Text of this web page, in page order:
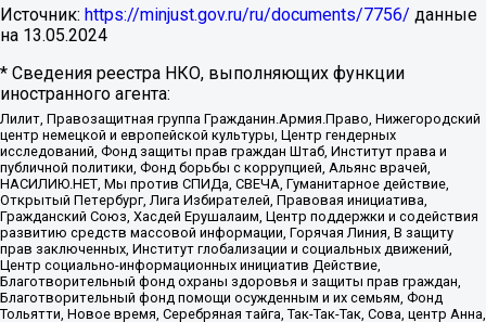
Источник: https://minjust.gov.ru/ru/documents/7756/ данные
на 13.05.2024
* Сведения реестра НКО, выполняющих функции
иностранного агента:
Лилит, Правозащитная группа Гражданин.Армия.Право, Нижегородский
центр немецкой и европейской культуры, Центр гендерных
исследований, Фонд защиты прав граждан Штаб, Институт права и
публичной политики, Фонд борьбы с коррупцией, Альянс врачей,
НАСИЛИЮ.НЕТ, Мы против СПИДа, СВЕЧА, Гуманитарное действие,
Открытый Петербург, Лига Избирателей, Правовая инициатива,
Гражданский Союз, Хасдей Ерушалаим, Центр поддержки и содействия
развитию средств массовой информации, Горячая Линия, В защиту
прав заключенных, Институт глобализации и социальных движений,
Центр социально-информационных инициатив Действие,
Благотворительный фонд охраны здоровья и защиты прав граждан,
Благотворительный фонд помощи осужденным и их семьям, Фонд
Тольятти, Новое время, Серебряная тайга, Так-Так-Так, Сова, центр Анна,